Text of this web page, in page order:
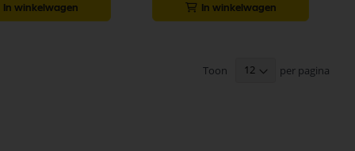
In winkelwagen In winkelwagen
Toon per pagina